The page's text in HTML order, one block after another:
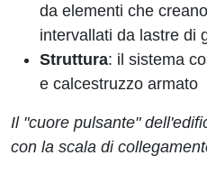
da elementi che
intervallati da lastre di
Struttura: il sistema
e calcestruzzo armato
Il "cuore pulsante"
con la scala di